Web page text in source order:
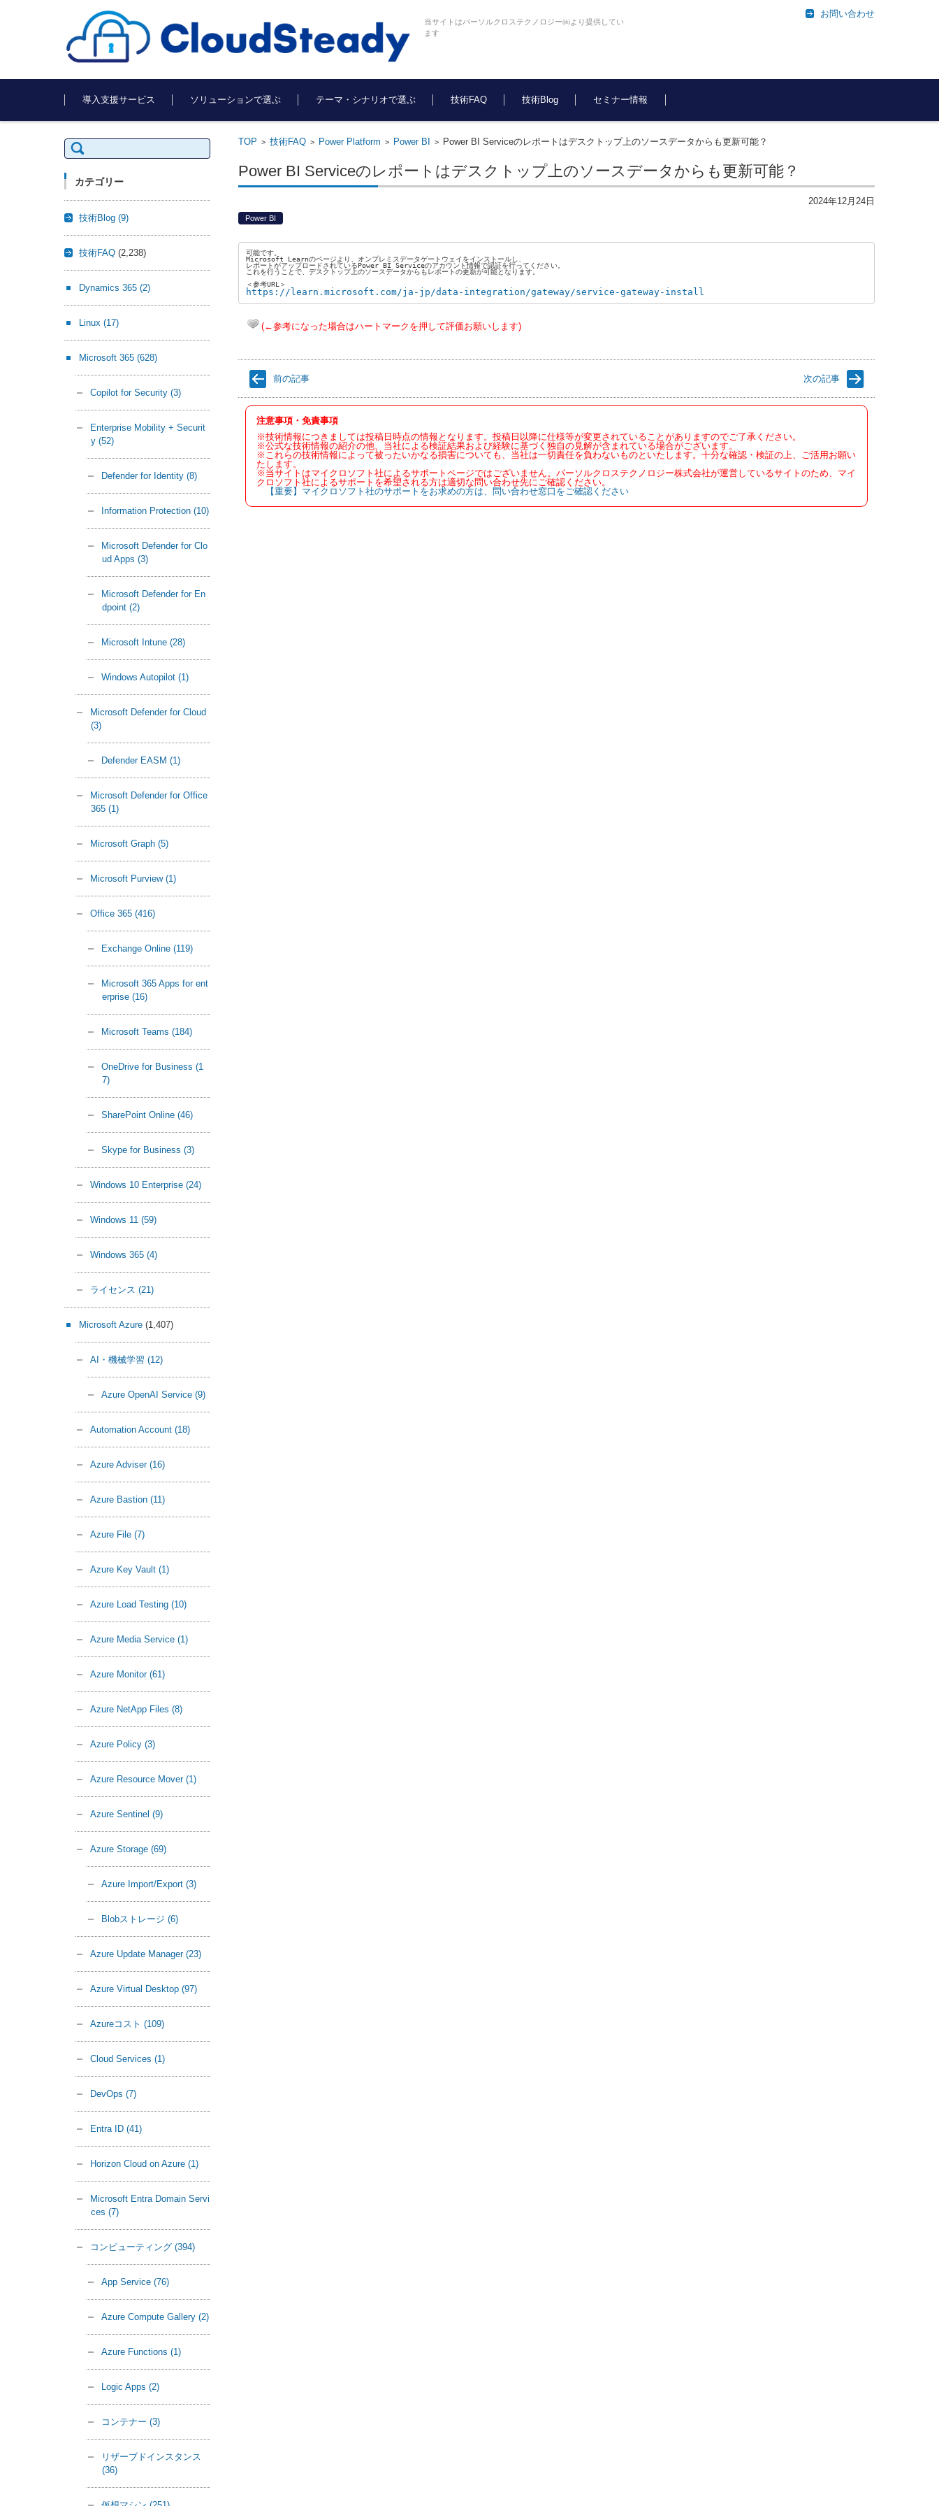
当サイトはパーソルクロステクノロジー㈱より提供してい
ます
お問い合わせ
コンテンツに移動
導入支援サービス
ソリューションで選ぶ テーマ・シナリオで選ぶ 技術FAQ 技術Blog セミナー情報
TOP > 技術FAQ> Power Platform > Power BI > Power BI Serviceのレポートはデスクトップ上のソースデータからも更新可能？
Power BI Serviceのレポートはデスクトップ上のソースデータからも更新可能？
2024年12月24日
Power BI
可能です。
Microsoft Learnのページより、オンプレミスデータゲートウェイをインストールし、
レポートがアップロードされているPower BI Serviceのアカウント情報で認証を行ってください。
これを行うことで、デスクトップ上のソースデータからもレポートの更新が可能となります。
＜参考URL＞
https://learn.microsoft.com/ja-jp/data-integration/gateway/service-gateway-install
(←参考になった場合はハートマークを押して評価お願いします)
前の記事 次の記事
注意事項・免責事項
※技術情報につきましては投稿日時点の情報となります。投稿日以降に仕様等が変更されていることがありますのでご了承ください。
※公式な技術情報の紹介の他、当社による検証結果および経験に基づく独自の見解が含まれている場合がございます。
※これらの技術情報によって被ったいかなる損害についても、当社は一切責任を負わないものといたします。十分な確認・検証の上、ご活用お願い
たします。
※当サイトはマイクロソフト社によるサポートページではございません。パーソルクロステクノロジー株式会社が運営しているサイトのため、マイ
クロソフト社によるサポートを希望される方は適切な問い合わせ先にご確認ください。
【重要】マイクロソフト社のサポートをお求めの方は、問い合わせ窓口をご確認ください
検
索:
カテゴリー
技術Blog (9)
技術FAQ (2,238)
Dynamics 365 (2)
Linux (17)
Microsoft 365 (628)
Copilot for Security (3)
Enterprise Mobility + Securit
y (52)
Defender for Identity (8)
Information Protection (10)
Microsoft Defender for Clo
ud Apps (3)
Microsoft Defender for En
dpoint (2)
Microsoft Intune (28)
Windows Autopilot (1)
Microsoft Defender for Cloud
(3)
Defender EASM (1)
Microsoft Defender for Office
365 (1)
Microsoft Graph (5)
Microsoft Purview (1)
Office 365 (416)
Exchange Online (119)
Microsoft 365 Apps for ent
erprise (16)
Microsoft Teams (184)
OneDrive for Business (1
7)
SharePoint Online (46)
Skype for Business (3)
Windows 10 Enterprise (24)
Windows 11 (59)
Windows 365 (4)
ライセンス (21)
Microsoft Azure (1,407)
AI・機械学習 (12)
Azure OpenAI Service (9)
Automation Account (18)
Azure Adviser (16)
Azure Bastion (11)
Azure File (7)
Azure Key Vault (1)
Azure Load Testing (10)
Azure Media Service (1)
Azure Monitor (61)
Azure NetApp Files (8)
Azure Policy (3)
Azure Resource Mover (1)
Azure Sentinel (9)
Azure Storage (69)
Azure Import/Export (3)
Blobストレージ (6)
Azure Update Manager (23)
Azure Virtual Desktop (97)
Azureコスト (109)
Cloud Services (1)
DevOps (7)
Entra ID (41)
Horizon Cloud on Azure (1)
Microsoft Entra Domain Servi
ces (7)
コンピューティング (394)
App Service (76)
Azure Compute Gallery (2)
Azure Functions (1)
Logic Apps (2)
コンテナー (3)
リザーブドインスタンス
(36)